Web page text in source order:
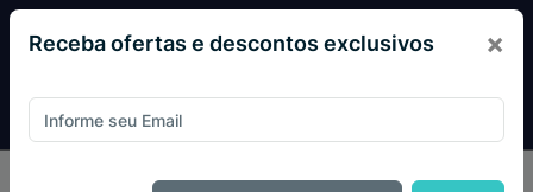
PIX e ganhe 14% OFF em todo o site no mês
Receba ofertas e descontos exclusivos ×